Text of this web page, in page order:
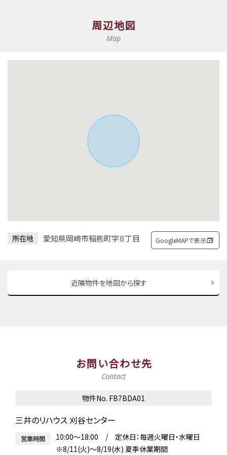
周辺地図
Map
所在地 愛知県岡崎市稲熊町字８丁目 GoogleMAPで表示
近隣物件を地図から探す
お問い合わせ先
Contact
物件No. FB7BDA01
三井のリハウス 刈谷センター
営業時間
10:00～18:00 / 定休日：毎週火曜日・水曜日
※8/11(火)～8/19(水) 夏季休業期間